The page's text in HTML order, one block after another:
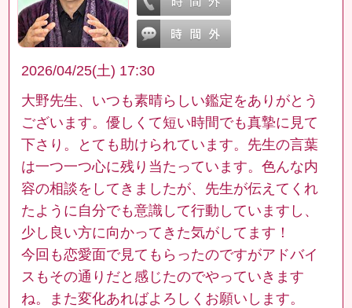
2026/04/25(土) 17:30
大野先生、いつも素晴らしい鑑定をありがとう
ございます。優しくて短い時間でも真摯に見て
下さり。とても助けられています。先生の言葉
は一つ一つ心に残り当たっています。色んな内
容の相談をしてきましたが、先生が伝えてくれ
たように自分でも意識して行動していますし、
少し良い方に向かってきた気がしてます！
今回も恋愛面で見てもらったのですがアドバイ
スもその通りだと感じたのでやっていきます
ね。また変化あればよろしくお願いします。